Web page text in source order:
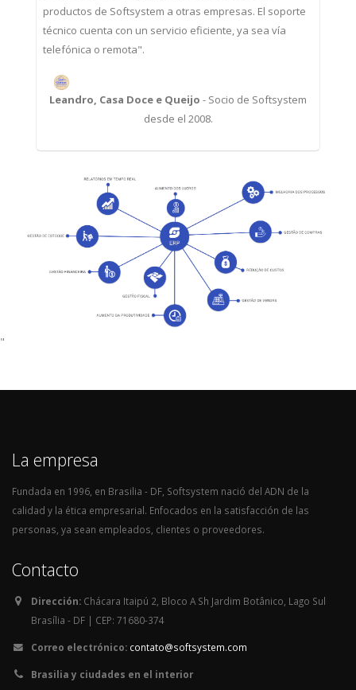
productos de Softsystem a otras empresas. El soporte
técnico cuenta con un servicio eficiente, ya sea vía
telefónica o remota".
Leandro, Casa Doce e Queijo - Socio de Softsystem
desde el 2008.
"
La empresa
Fundada en 1996, en Brasilia - DF, Softsystem nació del ADN de la
calidad y la ética empresarial. Enfocados en la satisfacción de las
personas, ya sean empleados, clientes o proveedores.
Contacto
Dirección: Chácara Itaipú 2, Bloco A Sh Jardim Botânico, Lago Sul
Brasília - DF | CEP: 71680-374
Correo electrónico: contato@softsystem.com
Brasilia y ciudades en el interior